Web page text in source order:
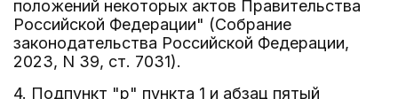
положений некоторых актов Правительства
Российской Федерации" (Собрание
законодательства Российской Федерации,
2023, N 39, ст. 7031).
4. Подпункт "р" пункта 1 и абзац пятый